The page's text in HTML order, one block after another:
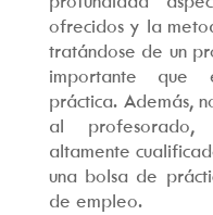
ofrecidos y la
tratándose de un
importante que
práctica. Además,
al profesorado,
altamente
una bolsa de
de empleo.